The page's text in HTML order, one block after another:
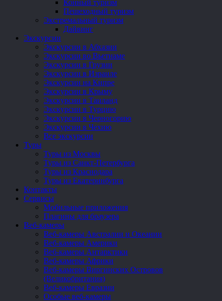
Конный туризм
Пешеходный туризм
Экстремальный туризм
Дайвинг
Экскурсии
Экскурсии в Абхазии
Экскурсии во Вьетнаме
Экскурсии в Грузии
Экскурсии в Израиле
Экскурсии на Кипре
Экскурсии в Крыму
Экскурсии в Таиланд
Экскурсии в Турцию
Экскурсии в Черногорию
Экскурсии в Чехию
Все экскурсии
Туры
Туры из Москвы
Туры из Санкт-Петербурга
Туры из Краснодара
Туры из Екатеринбурга
Контакты
Сервисы
Мобильные приложения
Плагины для браузера
Веб-камеры
Веб-камеры Австралии и Океании
Веб-камеры Америки
Веб-камеры Антарктики
Веб-камеры Африки
Веб-камеры Виргинских Островов
(Великобритания)
Веб-камеры Евразии
Особые веб-камеры